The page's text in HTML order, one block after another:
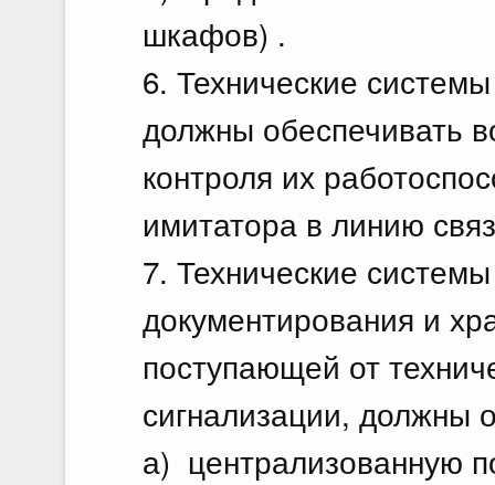
шкафов) .
6. Технические
должны обеспечивать
контроля их
имитатора в линию
7. Технические
документирования и
поступающей от
сигнализации, должны
а) централизованную